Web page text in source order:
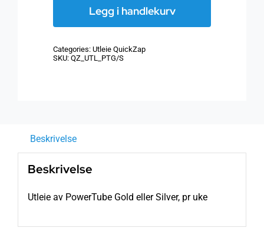
av
eller
Legg i handlekurv
Categories: Utleie QuickZap
SKU: QZ_UTL_PTG/S
Beskrivelse
Beskrivelse
Utleie av PowerTube Gold eller Silver, pr uke